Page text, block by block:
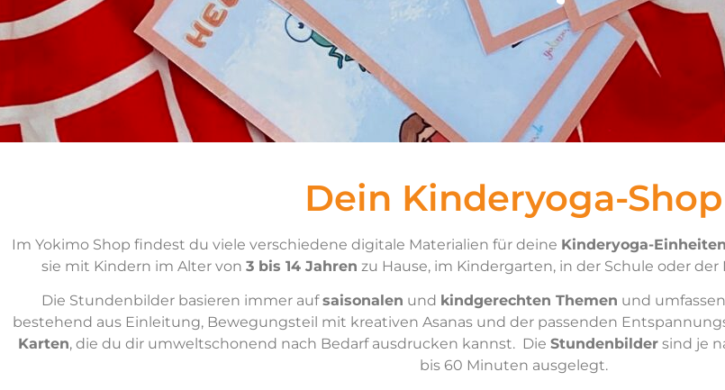
Dein Kinderyoga-Shop
Im Yokimo Shop findest du viele verschiedene digitale Materialien für deine Kinderyoga-Einheiten
sie mit Kindern im Alter von 3 bis 14 Jahren zu Hause, im Kindergarten, in der Schule oder
Die Stundenbilder basieren immer aufsaisonalen und kindgerechten Themen und
bestehend aus Einleitung, Bewegungsteil mit kreativen Asanas und der passenden
Karten, die du dir umweltschonend nach Bedarf ausdrucken kannst. Die Stundenbilder sind je
bis 60 Minuten ausgelegt.